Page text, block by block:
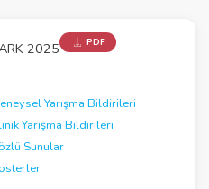
2025 PDF
Yarışma Bildirileri
Yarışma Bildirileri
Sunular